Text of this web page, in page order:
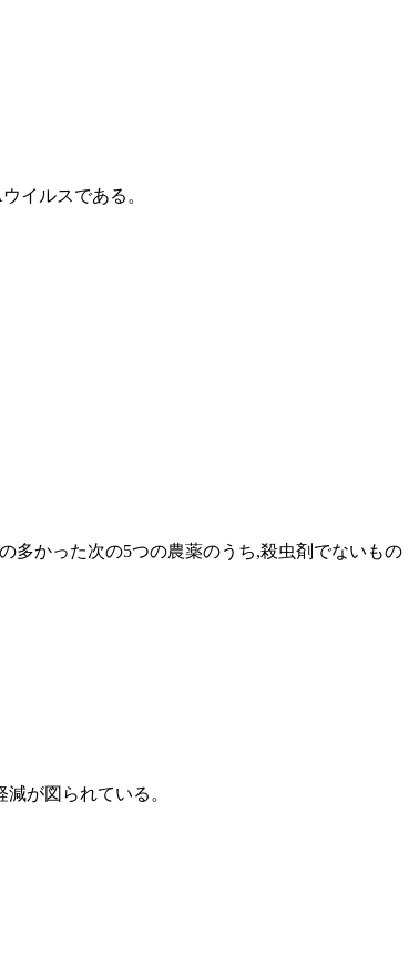
イルスである。
多かった次の5つの農薬のうち,殺虫剤でないもの
が図られている。